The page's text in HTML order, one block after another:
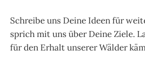
Schreibe uns Deine Ideen für
sprich mit uns über Deine Ziele.
für den Erhalt unserer Wälder